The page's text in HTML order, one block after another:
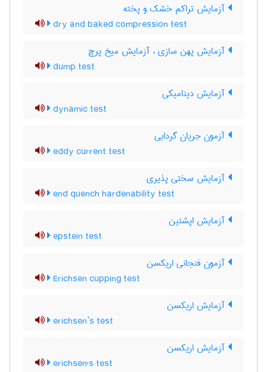
آزمایش تراکم خشک و پخته
dry and baked compression test
آزمایش پهن سازی ، آزمایش میخ پرچ
dump test
آزمایش دینامیکی
dynamic test
آزمون جریان گردابی
eddy current test
آزمایش سختی پذیری
end quench hardenability test
آزمایش اپشتین
epstein test
آزمون فنجانی اریکسن
Erichsen cupping test
آزمایش اریکسن
erichsen’s test
آزمایش اریکسن
erichsen's test